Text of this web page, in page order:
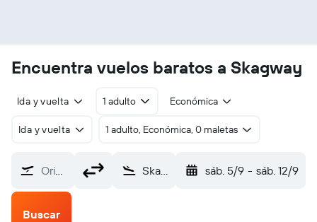
Encuentra vuelos baratos a Skagway
Ida y vuelta 1 adulto Económica
Ida y vuelta 1 adulto, Económica, 0 maletas
Origen Skagway (SGY) sáb. 5/9 - sáb. 12/9
Buscar